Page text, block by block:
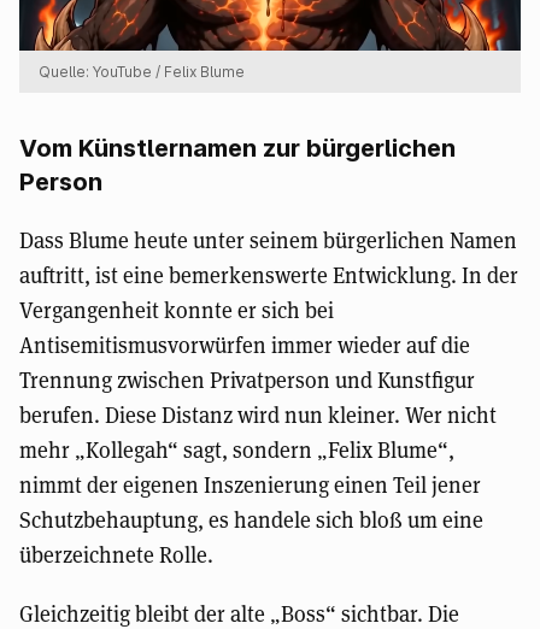
Quelle: YouTube / Felix Blume
Vom Künstlernamen zur bürgerlichen
Person
Dass Blume heute unter seinem bürgerlichen Namen
auftritt, ist eine bemerkenswerte Entwicklung. In der
Vergangenheit konnte er sich bei
Antisemitismusvorwürfen immer wieder auf die
Trennung zwischen Privatperson und Kunstfigur
berufen. Diese Distanz wird nun kleiner. Wer nicht
mehr „Kollegah“ sagt, sondern „Felix Blume“,
nimmt der eigenen Inszenierung einen Teil jener
Schutzbehauptung, es handele sich bloß um eine
überzeichnete Rolle.
Gleichzeitig bleibt der alte „Boss“ sichtbar. Die